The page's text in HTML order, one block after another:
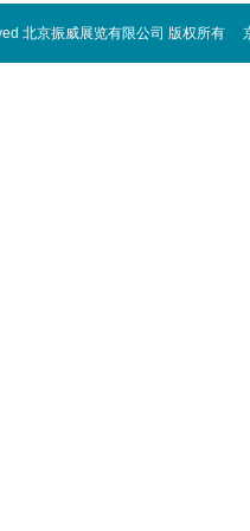
北京振威展览有限公司 版权所